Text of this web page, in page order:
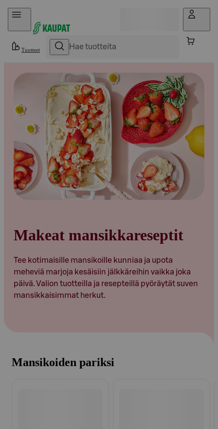
Hyppää sisältöön
Tuotteet
Makeat mansikkareseptit
Tee kotimaisille mansikoille kunniaa ja upota
meheviä marjoja kesäisiin jälkkäreihin vaikka joka
päivä. Valion tuotteilla ja resepteillä pyöräytät suven
mansikkaisimmat herkut.
Mansikoiden pariksi